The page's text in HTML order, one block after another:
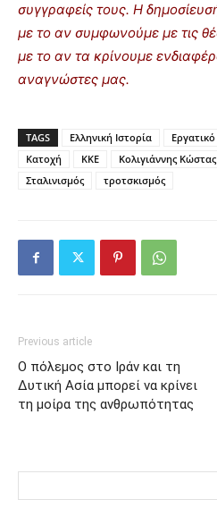
συγγραφείς τους. Η
με το αν συμφωνούμε με τις
με το αν τα κρίνουμε
αναγνώστες μας.
TAGS Ελληνική Ιστορία
Κατοχή
ΚΚΕ Κολιγιάννης Κώστας
Σταλινισμός
τροτσκισμός
Previous article
Ο πόλεμος στο Ιράν και τη
Δυτική Ασία μπορεί να κρίνει
τη μοίρα της ανθρωπότητας